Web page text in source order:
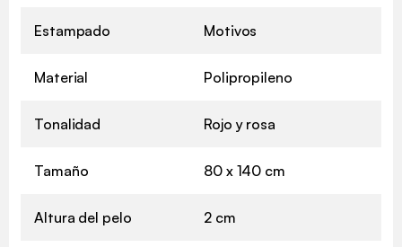
Estampado Motivos
Material Polipropileno
Tonalidad Rojo y rosa
Tamaño 80 x 140 cm
Altura del pelo 2 cm